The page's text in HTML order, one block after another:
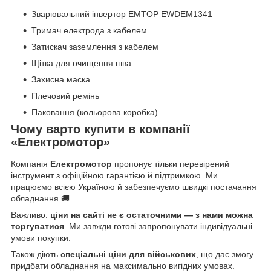
Зварювальний інвертор EMTOP EWDEM1341
Тримач електрода з кабелем
Затискач заземлення з кабелем
Щітка для очищення шва
Захисна маска
Плечовий ремінь
Паковання (кольорова коробка)
Чому варто купити в компанії
«Електромотор»
Компанія Електромотор пропонує тільки перевірений
інструмент з офіційною гарантією й підтримкою. Ми
працюємо всією Україною й забезпечуємо швидкі постачання
обладнання 🚚.
Важливо: ціни на сайті не є остаточними — з нами можна
торгуватися . Ми завжди готові запропонувати індивідуальні
умови покупки.
Також діють спеціальні ціни для військових , що дає змогу
придбати обладнання на максимально вигідних умовах.